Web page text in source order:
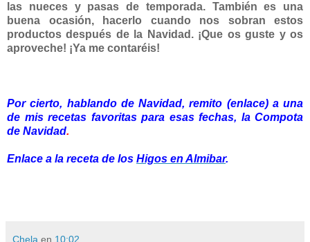
las nueces y pasas de temporada. También es una
buena ocasión, hacerlo cuando nos sobran estos
productos después de la Navidad. ¡Que os guste y os
aproveche! ¡Ya me contaréis!
Por cierto, hablando de Navidad, remito (enlace) a una
de mis recetas favoritas para esas fechas, la Compota
de Navidad.
Enlace a la receta de los Higos en Almibar.
Chela en 10:02